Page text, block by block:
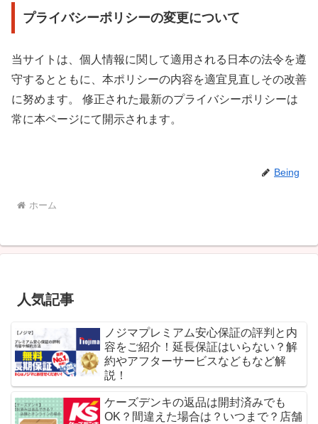
プライバシーポリシーの変更について
当サイトは、個人情報に関して適用される日本の法令を遵
守するとともに、本ポリシーの内容を適宜見直しその改善
に努めます。 修正された最新のプライバシーポリシーは
常に本ページにて開示されます。
Being
ホーム
人気記事
ノジマプレミアム安心保証の評判と内
容をご紹介！延長保証はいらない？解
約やアフターサービスなどもなど解
説！
ケーズデンキの返品は開封済みでも
OK？間違えた場合は？いつまで？店舗